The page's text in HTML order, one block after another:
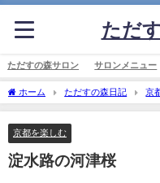
ただ
ただすの森サロン サロンメニュー
ホーム ただすの森日記 京
京都を楽しむ
淀水路の河津桜